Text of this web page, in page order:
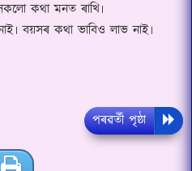
কথা মনত ৰাখি৷
বয়সৰ কথা ভাবিও লাভ নাই৷
পৰৱৰ্তী পৃষ্ঠা